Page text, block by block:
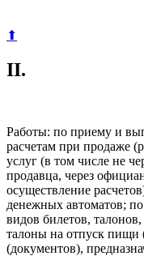
⬆
II.
Работы: по приему и
расчетам при продаже
услуг (в том числе не
продавца, через
осуществление
денежных автоматов;
видов билетов,
талоны на отпуск пищи
(документов),